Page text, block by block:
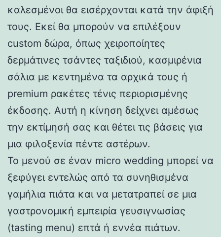
καλεσμένοι θα εισέρχονται κατά την άφιξή
τους. Εκεί θα μπορούν να επιλέξουν
custom δώρα, όπως χειροποίητες
δερμάτινες τσάντες ταξιδιού, κασμιρένια
σάλια με κεντημένα τα αρχικά τους ή
premium ρακέτες τένις περιορισμένης
έκδοσης. Αυτή η κίνηση δείχνει αμέσως
την εκτίμησή σας και θέτει τις βάσεις για
μια φιλοξενία πέντε αστέρων.
Το μενού σε έναν micro wedding μπορεί να
ξεφύγει εντελώς από τα συνηθισμένα
γαμήλια πιάτα και να μετατραπεί σε μια
γαστρονομική εμπειρία γευσιγνωσίας
(tasting menu) επτά ή εννέα πιάτων.